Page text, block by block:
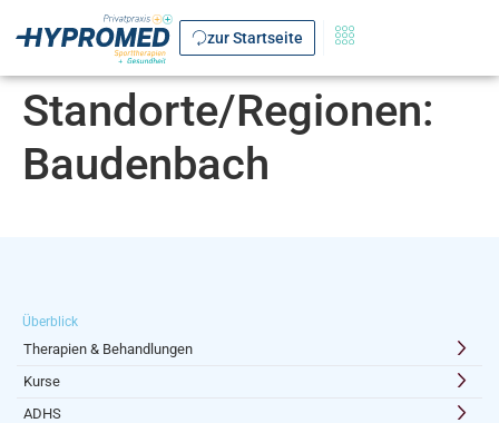
zur Startseite
Standorte/Regionen:
Baudenbach
Überblick
Therapien & Behandlungen
Kurse
ADHS